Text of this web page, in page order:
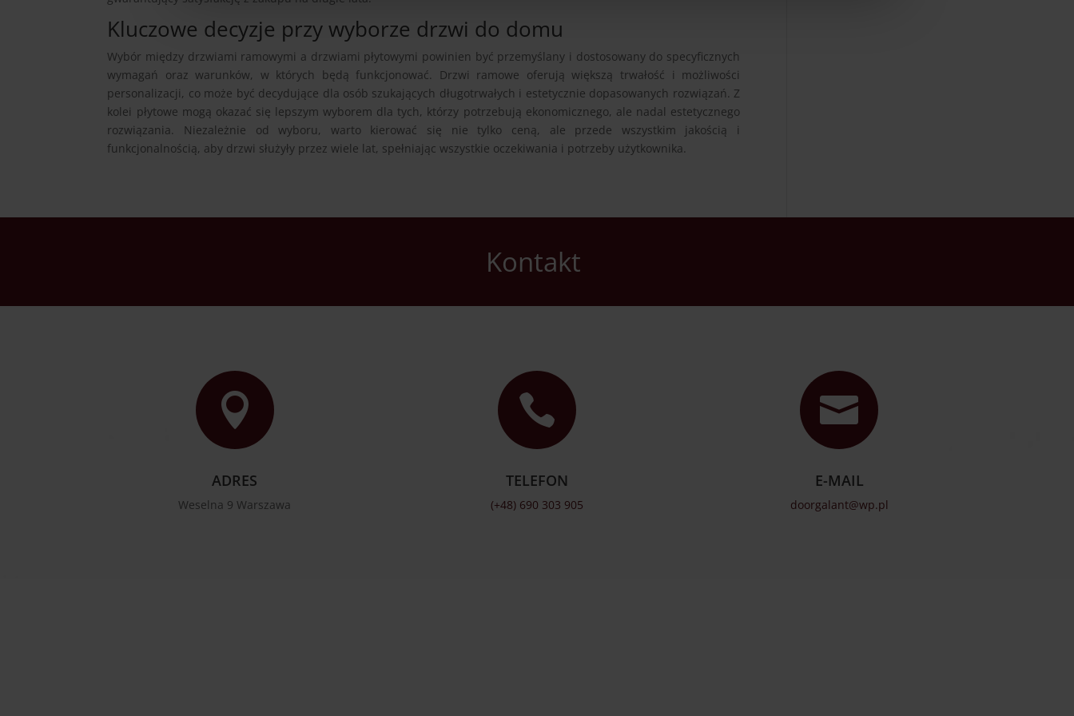
Kluczowe decyzje przy wyborze drzwi do domu
Wybór między drzwiami ramowymi a drzwiami płytowymi powinien być przemyślany i dostosowany do specyficznych
wymagań oraz warunków, w których będą funkcjonować. Drzwi ramowe oferują większą trwałość i możliwości
personalizacji, co może być decydujące dla osób szukających długotrwałych i estetycznie dopasowanych rozwiązań. Z
kolei płytowe mogą okazać się lepszym wyborem dla tych, którzy potrzebują ekonomicznego, ale nadal estetycznego
rozwiązania. Niezależnie od wyboru, warto kierować się nie tylko ceną, ale przede wszystkim jakością i
funkcjonalnością, aby drzwi służyły przez wiele lat, spełniając wszystkie oczekiwania i potrzeby użytkownika.
Kontakt

ADRES
Weselna 9 Warszawa

TELEFON
(+48) 690 303 905

E-MAIL
doorgalant@wp.pl